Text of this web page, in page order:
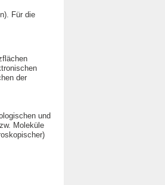
Für die
der
und
Moleküle